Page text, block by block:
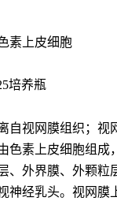
素上皮细胞
培养瓶
自视网膜组织；
色素上皮细胞组
、外界膜、外颗
神经乳头。视网